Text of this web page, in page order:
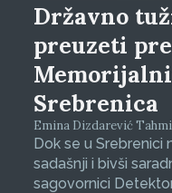
Državno
preuzeti
Srebrenica
Emina Dizdarević
Dok se u Srebrenici
sadašnji i bivši
sagovornici